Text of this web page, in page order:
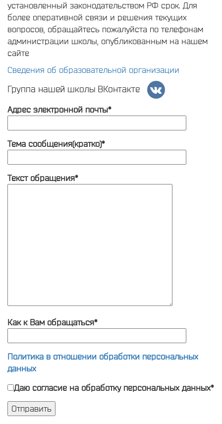
установленный законодательством РФ срок. Для
более оперативной связи и решения текущих
вопросов, обращайтесь пожалуйста по телефонам
администрации школы, опубликованным на нашем
сайте
Сведения об образовательной организации
Группа нашей школы ВКонтакте
Адрес электронной почты*
Тема сообщения(кратко)*
Текст обращения*
Как к Вам обращаться*
Политика в отношении обработки персональных
данных
Даю согласие на обработку персональных данных*